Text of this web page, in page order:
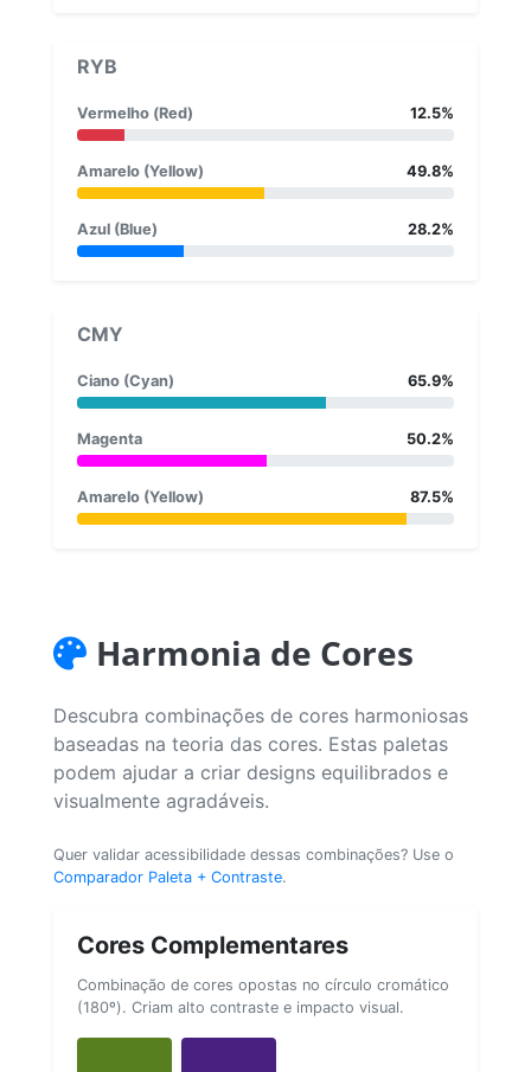
RYB
Vermelho (Red) 12.5%
Amarelo (Yellow) 49.8%
Azul (Blue) 28.2%
CMY
Ciano (Cyan) 65.9%
Magenta 50.2%
Amarelo (Yellow) 87.5%
Harmonia de Cores
Descubra combinações de cores harmoniosas
baseadas na teoria das cores. Estas paletas
podem ajudar a criar designs equilibrados e
visualmente agradáveis.
Quer validar acessibilidade dessas combinações? Use o
Comparador Paleta + Contraste.
Cores Complementares
Combinação de cores opostas no círculo cromático
(180º). Criam alto contraste e impacto visual.